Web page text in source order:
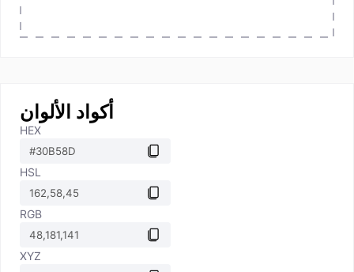
أكواد الألوان
HEX
HSL
RGB
XYZ